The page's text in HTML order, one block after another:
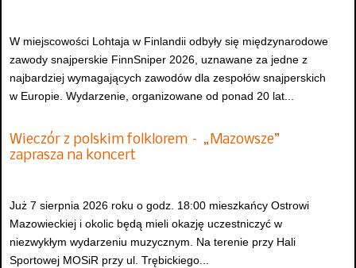
W miejscowości Lohtaja w Finlandii odbyły się międzynarodowe
zawody snajperskie FinnSniper 2026, uznawane za jedne z
najbardziej wymagających zawodów dla zespołów snajperskich
w Europie. Wydarzenie, organizowane od ponad 20 lat...
Wieczór z polskim folklorem – „Mazowsze”
zaprasza na koncert
Już 7 sierpnia 2026 roku o godz. 18:00 mieszkańcy Ostrowi
Mazowieckiej i okolic będą mieli okazję uczestniczyć w
niezwykłym wydarzeniu muzycznym. Na terenie przy Hali
Sportowej MOSiR przy ul. Trębickiego...